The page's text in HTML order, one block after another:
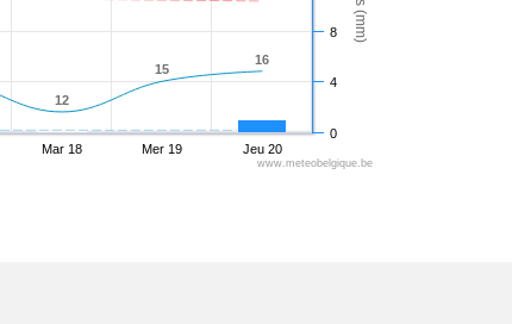
12
12
15
15
16
16
Mar 18 Mer 19 Jeu 20
0
4
8
www.meteobelgique.be